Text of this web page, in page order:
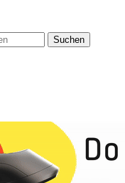
Suchen